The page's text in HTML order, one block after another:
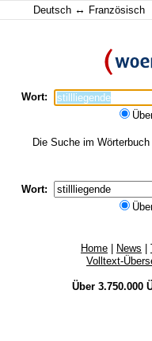
Deutsch ↔ Französisch
Wort:
Die Suche im
Wort:
Home News
Volltext-
Über 3.750.000